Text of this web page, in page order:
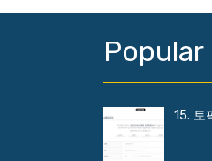
Popular
15. 토